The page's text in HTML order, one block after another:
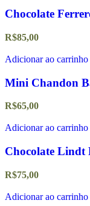
Chocolate
R$85,00
Adicionar ao carrinho
Mini Chandon
R$65,00
Adicionar ao carrinho
Chocolate Lindt
R$75,00
Adicionar ao carrinho